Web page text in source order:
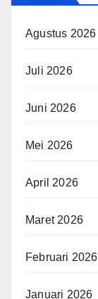
Agustus 2026
Juli 2026
Juni 2026
Mei 2026
April 2026
Maret 2026
Februari 2026
Januari 2026